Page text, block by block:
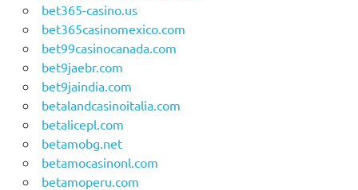
bet365-casino.us
bet365casinomexico.com
bet99casinocanada.com
bet9jaebr.com
bet9jaindia.com
betalandcasinoitalia.com
betalicepl.com
betamobg.net
betamocasinonl.com
betamoperu.com